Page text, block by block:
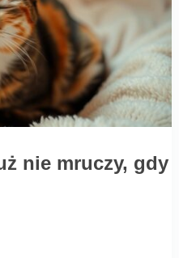
nie mruczy, gdy